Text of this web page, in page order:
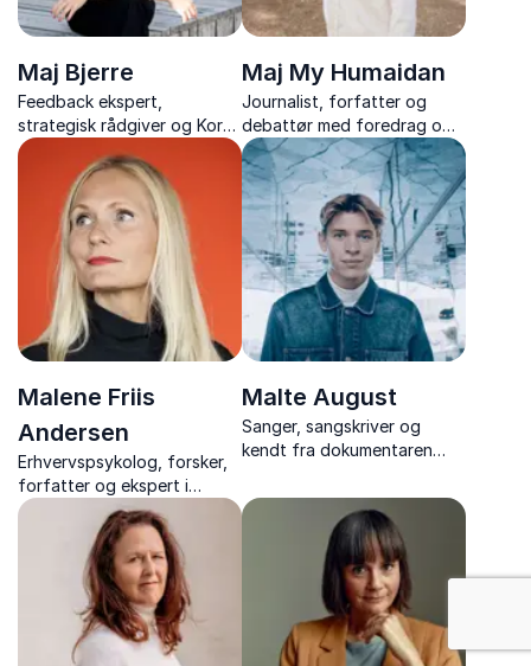
Maj Bjerre
Feedback ekspert,
strategisk rådgiver og Korea
ekspert, som hjælper jer
med at løfte samarbejdet
og styrke jeres
feedbackkultur.
Maj My Humaidan
Journalist, forfatter og
debattør med foredrag om
samfundsnormer,
bæredygtige valg og modet
til at leve anderledes.
Malene Friis
Andersen
Erhvervspsykolog, forsker,
forfatter og ekspert i
trivsel, stress, ledelse og
arbejdsmiljø.
Malte August
Sanger, sangskriver og
kendt fra dokumentaren
med et indblik i
identitetstyveri og digital
sikkerhed med sin egen
personlige historie